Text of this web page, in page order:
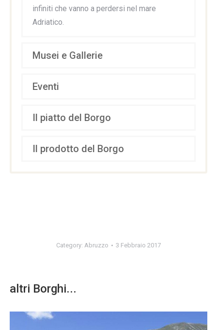
infiniti che vanno a perdersi nel mare
Adriatico.
Musei e Gallerie
Eventi
Il piatto del Borgo
Il prodotto del Borgo
Category: Abruzzo 3 Febbraio 2017
altri Borghi...